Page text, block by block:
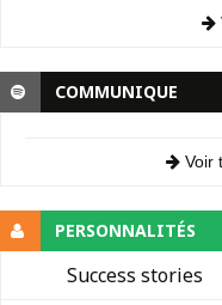
COMMUNIQUE
Voir
PERSONNALITÉS
Success stories